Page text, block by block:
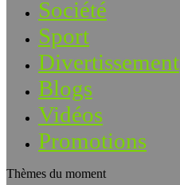
Société
Sport
Divertissement
Blogs
Vidéos
Promotions
Thèmes du moment